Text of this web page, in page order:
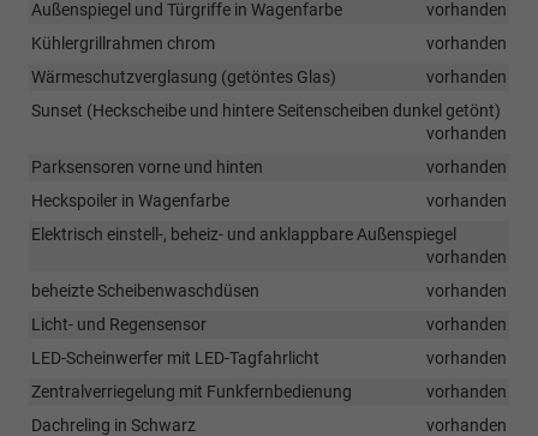
Außenspiegel und Türgriffe in Wagenfarbe
vorhanden
Kühlergrillrahmen chrom
vorhanden
Wärmeschutzverglasung (getöntes Glas)
vorhanden
Sunset (Heckscheibe und hintere Seitenscheiben dunkel getönt)
vorhanden
Parksensoren vorne und hinten
vorhanden
Heckspoiler in Wagenfarbe
vorhanden
Elektrisch einstell-, beheiz- und anklappbare Außenspiegel
vorhanden
beheizte Scheibenwaschdüsen
vorhanden
Licht- und Regensensor
vorhanden
LED-Scheinwerfer mit LED-Tagfahrlicht
vorhanden
Zentralverriegelung mit Funkfernbedienung
vorhanden
Dachreling in Schwarz
vorhanden